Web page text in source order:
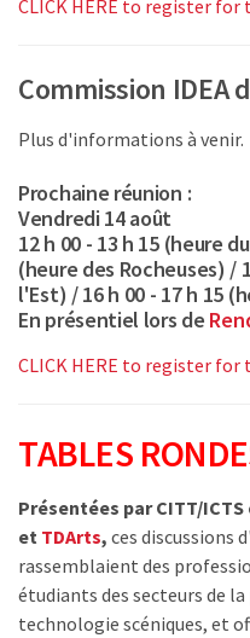
CLICK HERE to register
Commission IDEA
Plus d'informations à venir.
Prochaine réunion :
Vendredi 14 août
12 h 00 - 13 h 15 (heure
(heure des Rocheuses) /
l'Est) / 16 h 00 - 17 h 15
En présentiel lors de
CLICK HERE to register
TABLES
Présentées par CITT/
et TDArts, ces discussions
rassemblaient des
étudiants des secteurs de
technologie scéniques, et